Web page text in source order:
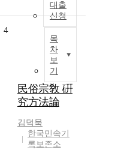
대출
신청
목
차
보
기
4
民俗宗敎 硏
究方法論
김덕묵
한국민속기
록보존소